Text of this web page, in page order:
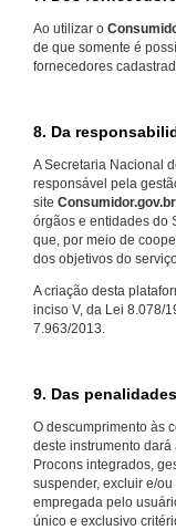
Ao utilizar o
de que somente é
fornecedores
8. Da
A Secretaria Nacional
responsável pela
site Consumidor.gov.br
órgãos e entidades do
que, por meio de
dos objetivos do
A criação desta
inciso V, da Lei 8.078/
7.963/2013.
9. Das penalidades
O descumprimento às
deste instrumento
Procons integrados,
suspender, excluir e/
empregada pelo
único e exclusivo